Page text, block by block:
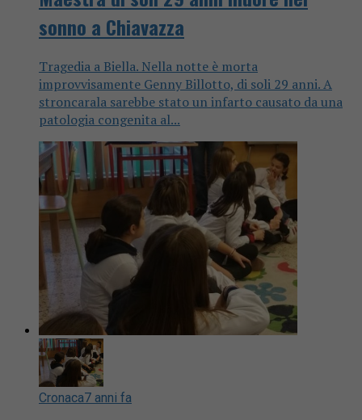
sonno a Chiavazza
Tragedia a Biella. Nella notte è morta
improvvisamente Genny Billotto, di soli 29 anni. A
stroncarala sarebbe stato un infarto causato da una
patologia congenita al...
Cronaca7 anni fa